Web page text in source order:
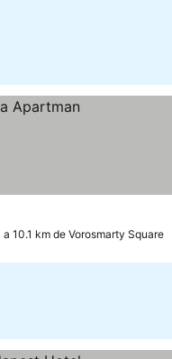
a 10.1 km de Vorosmarty Square